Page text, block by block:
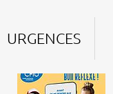
URGENCES